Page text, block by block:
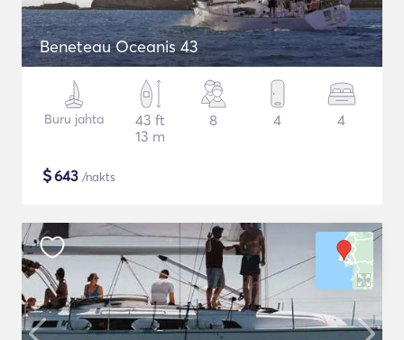
Beneteau Oceanis 43
Buru jahta
43 ft
13 m
8 4 4
$643 /nakts